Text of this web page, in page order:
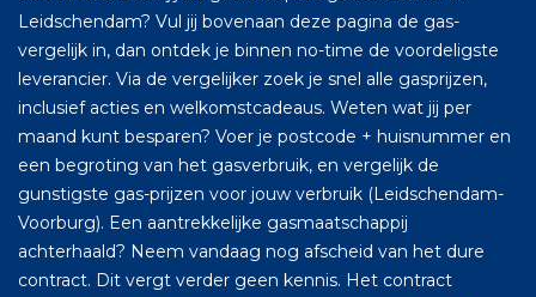
Leidschendam? Vul jij bovenaan deze pagina de gas-
vergelijk in, dan ontdek je binnen no-time de voordeligste
leverancier. Via de vergelijker zoek je snel alle gasprijzen,
inclusief acties en welkomstcadeaus. Weten wat jij per
maand kunt besparen? Voer je postcode + huisnummer en
een begroting van het gasverbruik, en vergelijk de
gunstigste gas-prijzen voor jouw verbruik (Leidschendam-
Voorburg). Een aantrekkelijke gasmaatschappij
achterhaald? Neem vandaag nog afscheid van het dure
contract. Dit vergt verder geen kennis. Het contract